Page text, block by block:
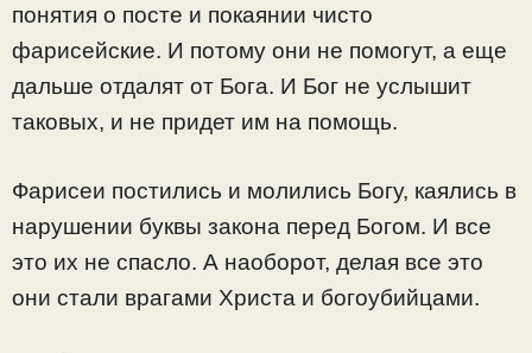
понятия о посте и покаянии чисто
фарисейские. И потому они не помогут, а еще
дальше отдалят от Бога. И Бог не услышит
таковых, и не придет им на помощь.
Фарисеи постились и молились Богу, каялись в
нарушении буквы закона перед Богом. И все
это их не спасло. А наоборот, делая все это
они стали врагами Христа и богоубийцами.